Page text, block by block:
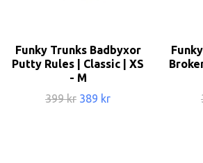
Funky Trunks Badbyxor
Putty Rules | Classic | XS
- M
399 kr 389 kr